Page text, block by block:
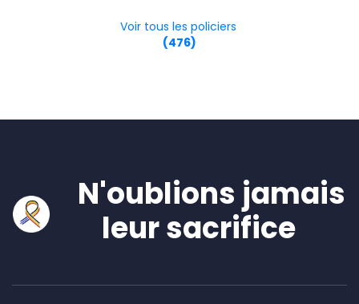
Voir tous les policiers
(476)
N'oublions jamais
leur sacrifice